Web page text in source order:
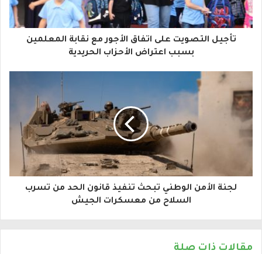
ك
ا
إ
ل
ك
ت
و
تأجيل التصويت على اتفاق الأجور مع نقابة المعلمين
بسبب اعتراض الأحزاب الحريدية
لجنة الأمن الوطني تبحث تنفيذ قانون الحد من تسرب
السلاح من معسكرات الجيش
مقالات ذات صلة